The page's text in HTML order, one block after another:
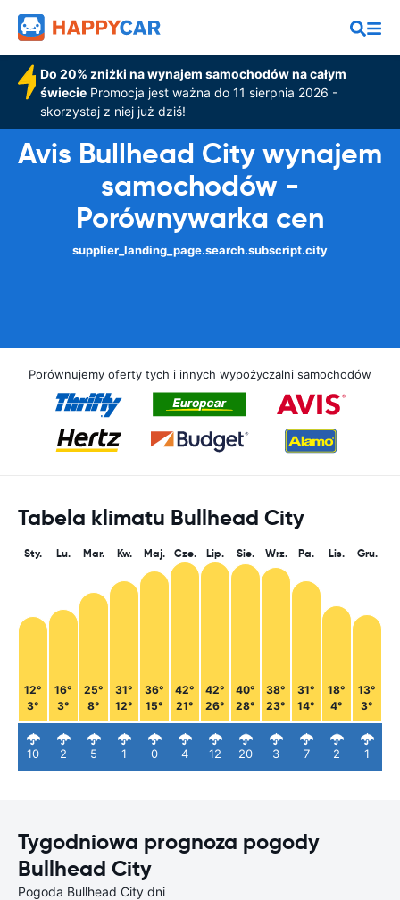
Do 20% zniżki na wynajem samochodów na całym
świeciePromocja jest ważna do 11 sierpnia 2026 -
skorzystaj z niej już dziś!
Avis Bullhead City wynajem
samochodów -
Porównywarka cen
supplier_landing_page.search.subscript.city
Porównujemy oferty tych i innych wypożyczalni samochodów
Tabela klimatu Bullhead City
Sty.
12°
3°
10
Lu.
16°
3°
2
Mar.
25°
8°
5
Kw.
31°
12°
1
Maj.
36°
15°
0
Cze.
42°
21°
4
Lip.
42°
26°
12
Sie.
40°
28°
20
Wrz.
38°
23°
3
Pa.
31°
14°
7
Lis.
18°
4°
2
Gru.
13°
3°
1
Tygodniowa prognoza pogody
Bullhead City
Pogoda Bullhead City dni